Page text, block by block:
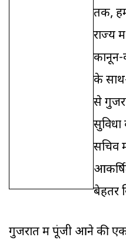
तक,
राज्‍य
कानून-
के
से
सचिव
बेहतर
गुजरात में पूंजी आने की